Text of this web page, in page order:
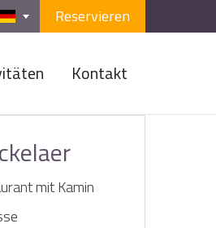
Reservieren
Kontakt
mit Kamin